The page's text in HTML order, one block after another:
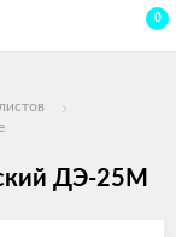
0
ДЭ-25М